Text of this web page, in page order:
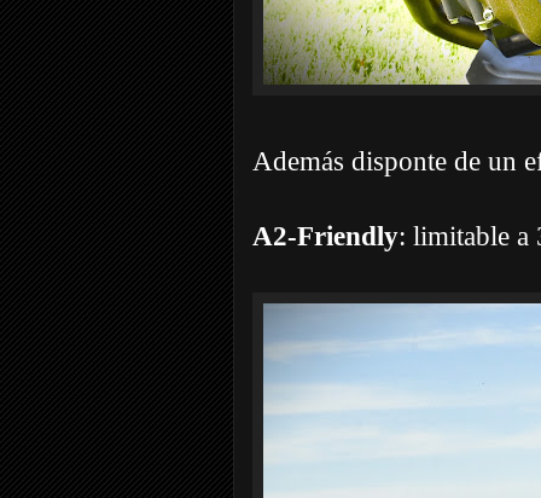
Además disponte de un
A2-Friendly: limitable a